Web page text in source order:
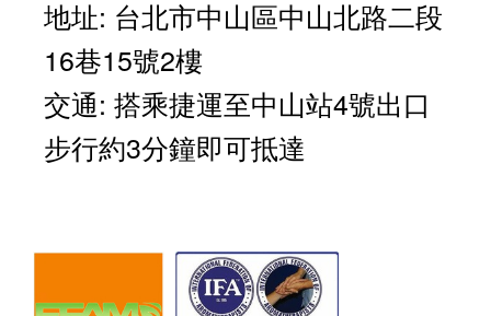
地址: 台北市中山區中山北路二段
16巷15號2樓
交通: 搭乘捷運至中山站4號出口
步行約3分鐘即可抵達